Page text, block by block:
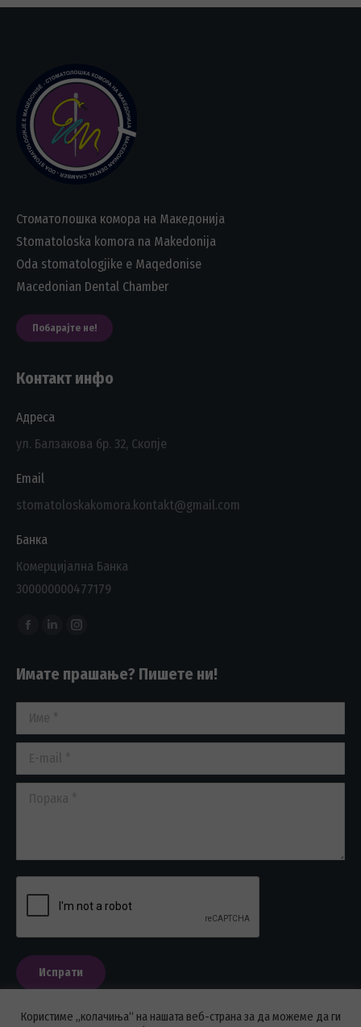
Стоматолошка комора на Македонија
Stomatoloska komora na Makedonija
Oda stomatologjike e Maqedonise
Macedonian Dental Chamber
Побарајте не!
Контакт инфо
Адреса
ул. Балзакова бр. 32, Скопје
Email
stomatoloskakomora.kontakt@gmail.com
Банка
Комерцијална Банка
300000000477179
Find us on:
Facebook
opens
window
Linkedin
opens
window
Instagram
opens
window
Имате прашање? Пишете ни!
Испрати
Користиме „колачиња“ на нашата веб-страна за да можеме да ги